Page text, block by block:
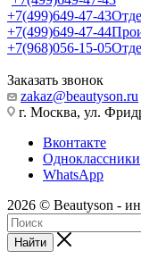
+7(499)649-47-43
+7(499)649-47-44
+7(968)056-15-05
Заказать звонок
zakaz@beautyson.ru
г. Москва, ул.
Вконтакте
Одноклассники
WhatsApp
2026 © Beautyson -
Найти